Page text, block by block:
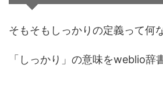
そもそもしっかりの定義って何
「しっかり」の意味をweblio辞